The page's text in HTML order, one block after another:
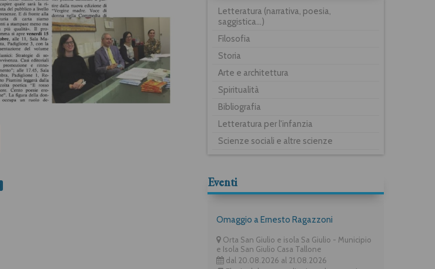
Letteratura (narrativa, poesia,
saggistica...)
Filosofia
Storia
Arte e architettura
Spiritualità
Bibliografia
Letteratura per l'infanzia
Scienze sociali e altre scienze
Eventi
Omaggio a Ernesto Ragazzoni
Orta San Giulio e isola Sa Giulio - Municipio
e Isola San Giulio Casa Tallone
dal 20.08.2026 al 21.08.2026